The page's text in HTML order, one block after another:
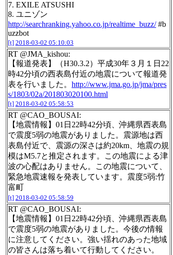
7. EXILE ATSUSHI
8. ユニゾン
http://searchranking.yahoo.co.jp/realtime_buzz/#b
uzzbot
[t] 2018-03-02 05:10:03
RT @JMA_kishou:
【報道発表】（H30.3.2）平成30年３月１日22
時42分頃の西表島付近の地震について報道発
表を行いました。 http://www.jma.go.jp/jma/pres
s/1803/02a/201803020100.html
[t] 2018-03-02 05:58:53
RT @CAO_BOUSAI:
【地震情報】01日22時42分頃、沖縄県西表島
で震度5弱の地震がありました。震源地は西
表島付近で、震源の深さは約20km、地震の規
模はM5.7と推定されます。この地震による津
波の心配はありません。この地震について、
緊急地震速報を発表しています。震度5弱:竹
富町
[t] 2018-03-02 05:58:59
RT @CAO_BOUSAI:
【地震情報】01日22時42分頃、沖縄県西表島
で震度5弱の地震がありました。今後の情報
に注意してください。強い揺れのあった地域
の皆さんは落ち着いて行動してください。